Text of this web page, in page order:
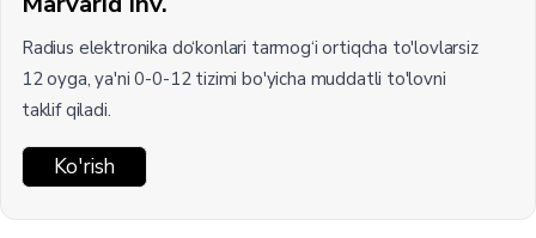
Radius elektronika do‘konlari tarmog‘i ortiqcha to'lovlarsiz
12 oyga, ya'ni 0-0-12 tizimi bo'yicha muddatli to'lovni
taklif qiladi.
Ko'rish